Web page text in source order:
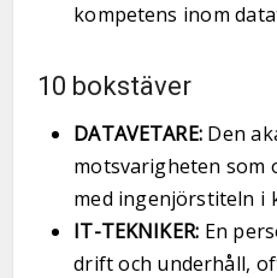
kompetens inom
10 bokstäver
DATAVETARE:Den
motsvarigheten som
med ingenjörstiteln i
IT-TEKNIKER: En
drift och underhåll,